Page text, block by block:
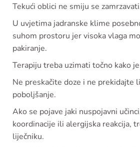
Tekući oblici ne smiju se
U uvjetima jadranske klime
suhom prostoru jer visoka vlaga
pakiranje.
Terapiju treba uzimati točno kako
Ne preskačite doze i ne prekidajte
poboljšanje.
Ako se pojave jaki nuspojavni
koordinacije ili alergijska reakcija,
liječniku.